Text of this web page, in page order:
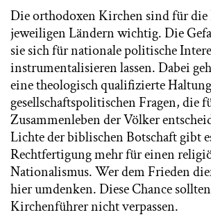
Die orthodoxen Kirchen sind für
jeweiligen Ländern wichtig. Die
sie sich für nationale politische
instrumentalisieren lassen. Dabei
eine theologisch qualifizierte
gesellschaftspolitischen Fragen, die
Zusammenleben der Völker
Lichte der biblischen Botschaft gibt
Rechtfertigung mehr für einen
Nationalismus. Wer dem Frieden
hier umdenken. Diese Chance
Kirchenführer nicht verpassen.